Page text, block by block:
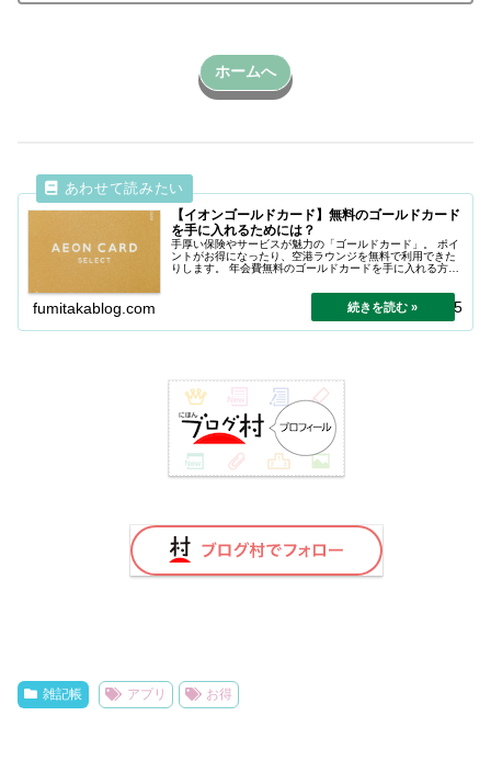
ホームへ
【イオンゴールドカード】無料のゴールドカード
を手に入れるためには？
手厚い保険やサービスが魅力の「ゴールドカード」。 ポイ
ントがお得になったり、空港ラウンジを無料で利用できた
りします。 年会費無料のゴールドカードを手に入れる方法
fumitakablog.com 2026.05.15
雑記帳 アプリ お得